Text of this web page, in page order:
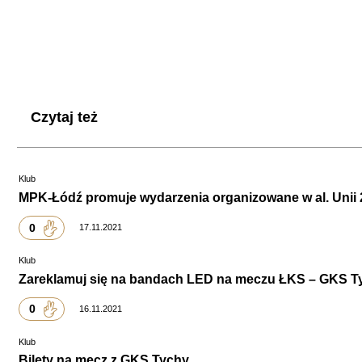
Czytaj też
Klub
MPK-Łódź promuje wydarzenia organizowane w al. Unii
0 17.11.2021
Klub
Zareklamuj się na bandach LED na meczu ŁKS – GKS
0 16.11.2021
Klub